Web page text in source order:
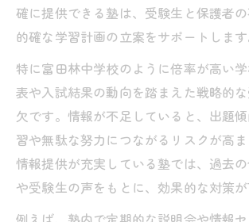
確に提供できる塾は、受験生と保護者の
的確な学習計画の立案をサポートします
特に富田林中学校のように倍率が高い
表や入試結果の動向を踏まえた戦略的
欠です。情報が不足していると、出題
習や無駄な努力につながるリスクが高ま
情報提供が充実している塾では、過去
や受験生の声をもとに、効果的な対策が